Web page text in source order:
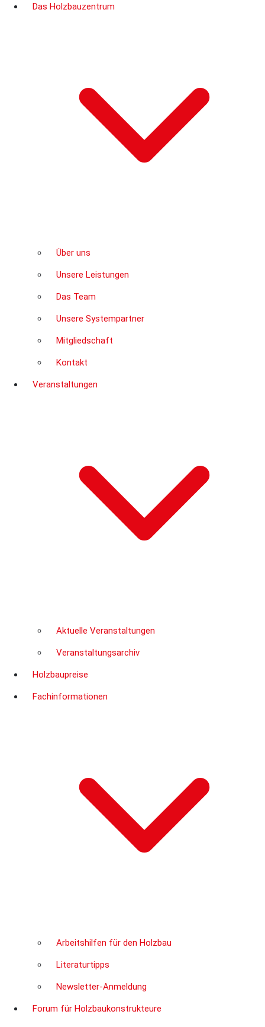
Das Holzbauzentrum
Über uns
Unsere Leistungen
Das Team
Unsere Systempartner
Mitgliedschaft
Kontakt
Veranstaltungen
Aktuelle Veranstaltungen
Veranstaltungsarchiv
Holzbaupreise
Fachinformationen
Arbeitshilfen für den Holzbau
Literaturtipps
Newsletter-Anmeldung
Forum für Holzbaukonstrukteure